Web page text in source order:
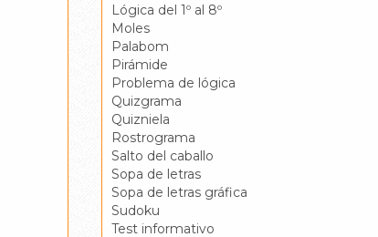
Lógica del 1º al 8º
Moles
Palabom
Pirámide
Problema de lógica
Quizgrama
Quizniela
Rostrograma
Salto del caballo
Sopa de letras
Sopa de letras gráfica
Sudoku
Test informativo